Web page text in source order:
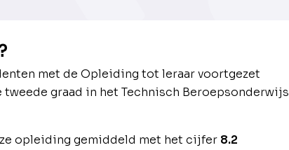
met de Opleiding tot leraar voortgezet
tweede graad in het Technisch Beroepsonderwijs
opleiding gemiddeld met het cijfer 8.2